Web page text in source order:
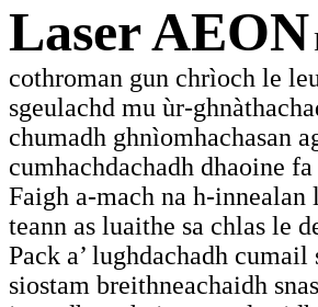
Laser AEON
cothroman gun chrìoch le
sgeulachd mu ùr-
chumadh ghnìomhachasan
cumhachdachadh dhaoine
Faigh a-mach na h-innealan
teann as luaithe sa chlas le
Pack a’ lughdachadh cumail
siostam breithneachaidh